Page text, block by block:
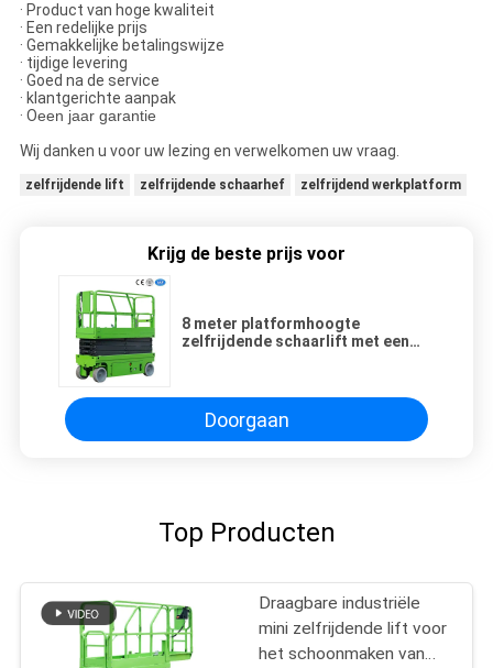
· Product van hoge kwaliteit
· Een redelijke prijs
· Gemakkelijke betalingswijze
· tijdige levering
· Goed na de service
· klantgerichte aanpak
· Oeen jaar garantie
Wij danken u voor uw lezing en verwelkomen uw vraag.
zelfrijdende lift zelfrijdende schaarhef zelfrijdend werkplatform
Krijg de beste prijs voor
8 meter platformhoogte
zelfrijdende schaarlift met een
Doorgaan
Top Producten
Draagbare industriële
mini zelfrijdende lift voor
het schoonmaken van